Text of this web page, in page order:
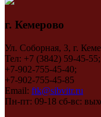
г. Кемерово
Ул. Соборная, 3, г.
Тел: +7 (3842) 59-45-55;
+7-902-755-45-40;
+7-902-755-45-85
Email: ftk@sibvitr.ru
Пн-пт: 09-18 сб-вс: